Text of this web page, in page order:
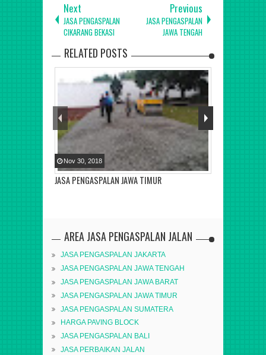
Next
JASA PENGASPALAN
CIKARANG BEKASI
Previous
JASA PENGASPALAN
JAWA TENGAH
RELATED POSTS
JASA PENGASPALAN JAWA TIMUR
Nov 30 2018
AREA JASA PENGASPALAN JALAN
JASA PENGASPALAN JAKARTA
JASA PENGASPALAN JAWA TENGAH
JASA PENGASPALAN JAWA BARAT
JASA PENGASPALAN JAWA TIMUR
JASA PENGASPALAN SUMATERA
HARGA PAVING BLOCK
JASA PENGASPALAN BALI
JASA PERBAIKAN JALAN